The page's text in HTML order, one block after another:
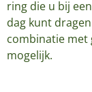
ring die u bij
dag kunt
combinatie met
mogelijk.